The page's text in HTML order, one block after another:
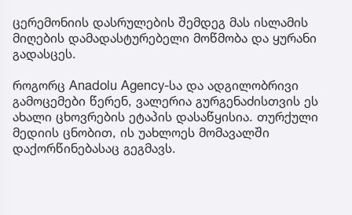
ცერემონიის დასრულების შემდეგ მას ისლამის
მიღების დამადასტურებელი მოწმობა და ყურანი
გადასცეს.
როგორც Anadolu Agency-სა და ადგილობრივი
გამოცემები წერენ, ვალერია გურგენაძისთვის ეს
ახალი ცხოვრების ეტაპის დასაწყისია. თურქული
მედიის ცნობით, ის უახლოეს მომავალში
დაქორწინებასაც გეგმავს.